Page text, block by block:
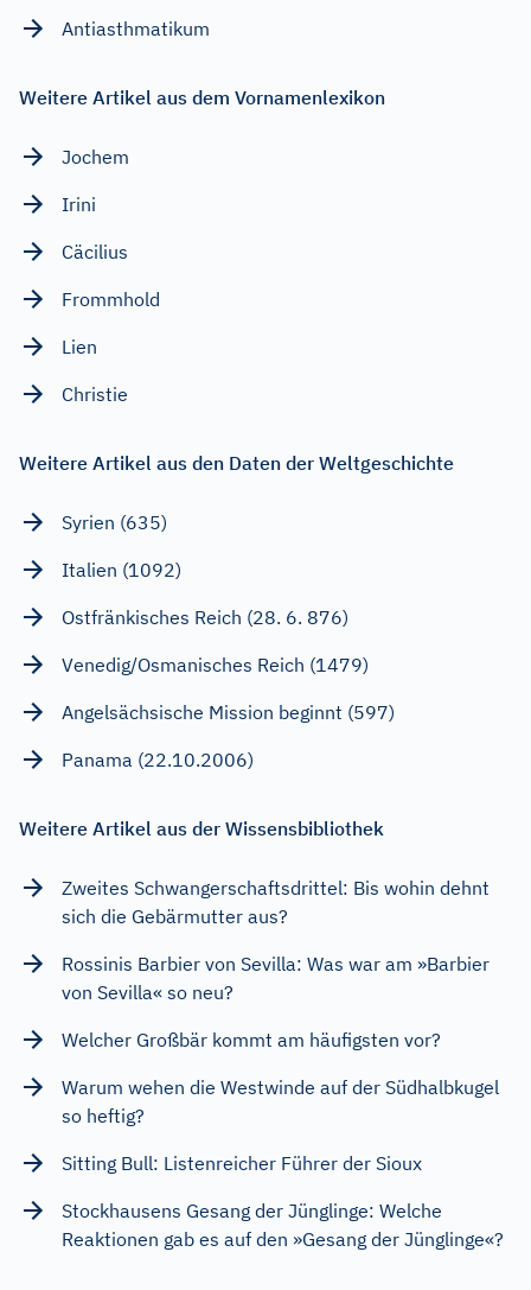
Antiasthmatikum
Weitere Artikel aus dem Vornamenlexikon
Jochem
Irini
Cäcilius
Frommhold
Lien
Christie
Weitere Artikel aus den Daten der Weltgeschichte
Syrien (635)
Italien (1092)
Ostfränkisches Reich (28. 6. 876)
Venedig/Osmanisches Reich (1479)
Angelsächsische Mission beginnt (597)
Panama (22.10.2006)
Weitere Artikel aus der Wissensbibliothek
Zweites Schwangerschaftsdrittel: Bis wohin dehnt
sich die Gebärmutter aus?
Rossinis Barbier von Sevilla: Was war am »Barbier
von Sevilla« so neu?
Welcher Großbär kommt am häufigsten vor?
Warum wehen die Westwinde auf der Südhalbkugel
so heftig?
Sitting Bull: Listenreicher Führer der Sioux
Stockhausens Gesang der Jünglinge: Welche
Reaktionen gab es auf den »Gesang der Jünglinge«?